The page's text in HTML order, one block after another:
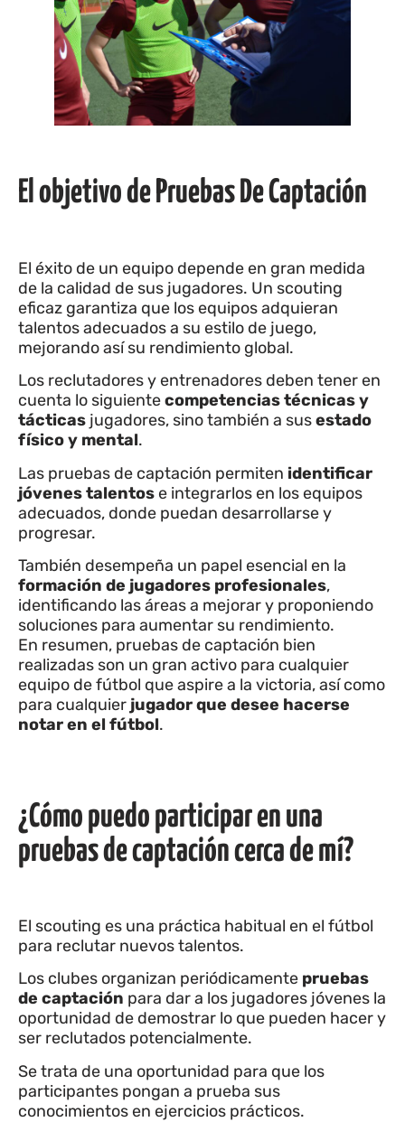
El objetivo de Pruebas De Captación
El éxito de un equipo depende en gran medida
de la calidad de sus jugadores. Un scouting
eficaz garantiza que los equipos adquieran
talentos adecuados a su estilo de juego,
mejorando así su rendimiento global.
Los reclutadores y entrenadores deben tener en
cuenta lo siguientecompetencias técnicas y
tácticas jugadores, sino también a susestado
físico y mental.
Las pruebas de captación permiten identificar
jóvenes talentos e integrarlos en los equipos
adecuados, donde puedan desarrollarse y
progresar.
También desempeña un papel esencial en la
formación de jugadores profesionales,
identificando las áreas a mejorar y proponiendo
soluciones para aumentar su rendimiento.
En resumen, pruebas de captación bien
realizadas son un gran activo para cualquier
equipo de fútbol que aspire a la victoria, así como
para cualquier jugador que desee hacerse
notar en el fútbol.
¿Cómo puedo participar en una
pruebas de captación cerca de mí?
El scouting es una práctica habitual en el fútbol
para reclutar nuevos talentos.
Los clubes organizan periódicamente pruebas
de captación para dar a los jugadores jóvenes la
oportunidad de demostrar lo que pueden hacer y
ser reclutados potencialmente.
Se trata de una oportunidad para que los
participantes pongan a prueba sus
conocimientos en ejercicios prácticos.